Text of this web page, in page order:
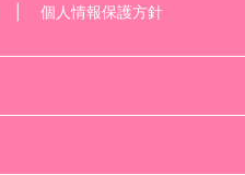
個人情報保護方針